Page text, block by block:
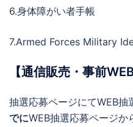
6.身体障がい者手帳
7.Armed Forces Military
【通信販売・事前
抽選応募ページにてWEB抽
でにWEB抽選応募ページか